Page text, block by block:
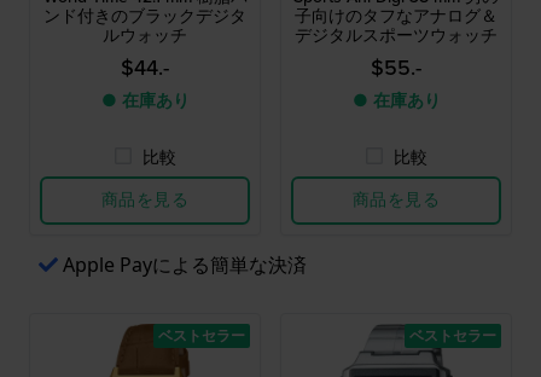
ンド付きのブラックデジタ
ルウォッチ
$44.-
● 在庫あり
比較
商品を見る
子向けのタフなアナログ＆
デジタルスポーツウォッチ
$55.-
● 在庫あり
比較
商品を見る
Apple Payによる簡単な決済
ベストセラー ベストセラー